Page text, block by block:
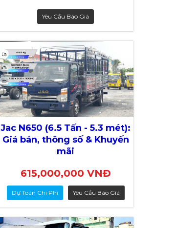
Yêu Cầu Báo Giá
Jac N650 (6.5 Tấn - 5.3 mét):
Giá bán, thông số & Khuyến
mãi
615,000,000 VNĐ
Dự Toán Chi Phí Yêu Cầu Báo Giá